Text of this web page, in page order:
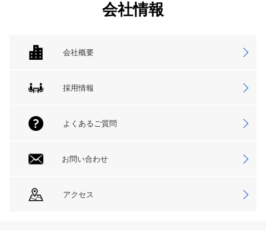
会社情報
会社概要
採用情報
よくあるご質問
お問い合わせ
アクセス